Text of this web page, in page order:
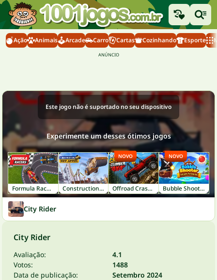
Ação Animais Arcade Carro Cartas Cozinhando Esporte
Este jogo não é suportado no seu dispositivo
Experimente um desses ótimos jogos
Formula Racers Construction Ramp Jumping Offroad Crash Climber 4X4
NOVO
Bubble Shooter: Pirate Treasures
NOVO
City Rider
City Rider
Avaliação:
4.1
Votos:
1488
Data de publicação:
Setembro 2024